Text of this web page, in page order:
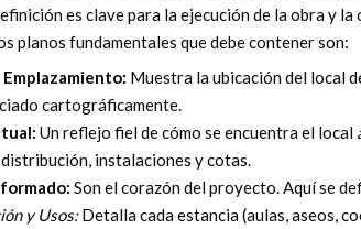
es clave para la ejecución de la obra y la
planos fundamentales que debe contener son:
Muestra la ubicación del local
cartográficamente.
Un reflejo fiel de cómo se encuentra el local
instalaciones y cotas.
Son el corazón del proyecto. Aquí se
y Usos:Detalla cada estancia (aulas, aseos,